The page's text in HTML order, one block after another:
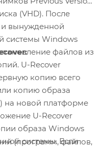
(VHD). После
и вынужденной
системы Windows
файлов из
U-Recover
копию всего
копию образа
на новой платформе
U-Recover
образа Windows
системы. Если
(программ, файлов,